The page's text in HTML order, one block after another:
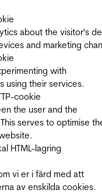
about the visitor's
and marketing
with
using their services.
cookie
the user and the
serves to optimise
HTML-lagring
vi er i färd med att
av enskilda cookies.